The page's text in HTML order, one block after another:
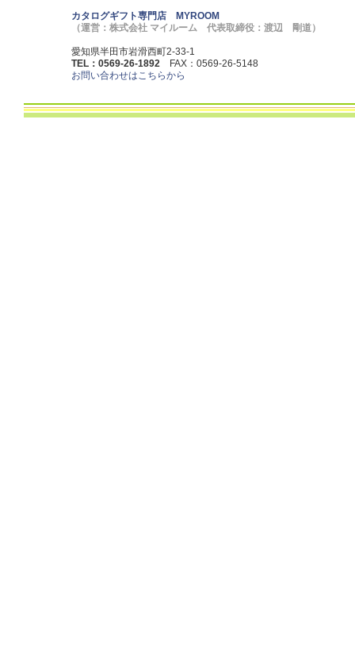
カタログギフト専門店 MYROOM
（運営：株式会社 マイルーム 代表取締役：渡辺 剛道）
愛知県半田市岩滑西町2-33-1
TEL：0569-26-1892 FAX：0569-26-5148
お問い合わせはこちらから